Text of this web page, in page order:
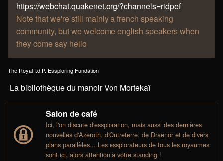
https://webchat.quakenet.org/?channels=ridpef
Note that we're still mainly a french speaking
community, but we welcome english speakers when
they come say hello
The Royal I.d.P. Essploring Fundation
La bibliothèque du manoir Von Mortekaï
Salon de café
Ici, l'on discute d'essploration, mais aussi des dernières
nouvelles d'Azeroth, d'Outreterre, de Draenor et de divers
plans parallèles... Les essplorateurs de tous les royaumes
sont ici, alors attention à votre standing !